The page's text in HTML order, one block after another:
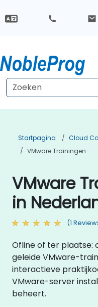
Startpagina
Cloud
VMware Trainingen
VMware
in
(1
Ofline of ter plaatse:
geleide VMware-
interactieve
VMware-server
beheert.